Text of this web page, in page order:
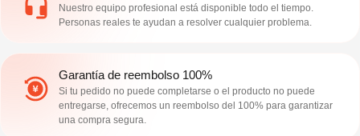
Nuestro equipo profesional está disponible todo el tiempo.
Personas reales te ayudan a resolver cualquier problema.
Garantía de reembolso 100%
Si tu pedido no puede completarse o el producto no puede
entregarse, ofrecemos un reembolso del 100% para garantizar
una compra segura.